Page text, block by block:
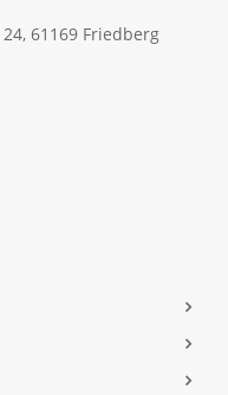
61169 Friedberg